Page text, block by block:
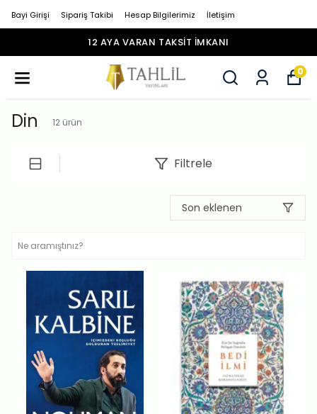
Bayi Girişi Sipariş Takibi Hesap Bilgilerimiz İletişim
1500 TL ÜZERI ÜCRETSIZ KARGO
0
Din 12 ürün
Filtrele
Son eklenen